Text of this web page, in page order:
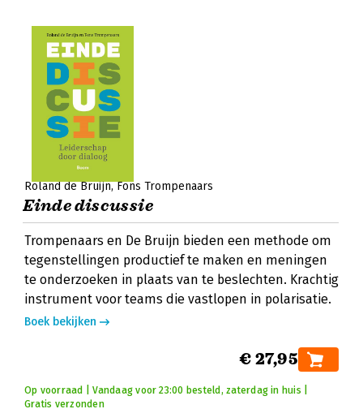
Roland de Bruijn Fons Trompenaars
Einde discussie
Trompenaars en De Bruijn bieden een methode om
tegenstellingen productief te maken en meningen
te onderzoeken in plaats van te beslechten. Krachtig
instrument voor teams die vastlopen in polarisatie.
Boek bekijken
€ 27,95
Op voorraad | Vandaag voor 23:00 besteld, zaterdag in huis |
Gratis verzonden